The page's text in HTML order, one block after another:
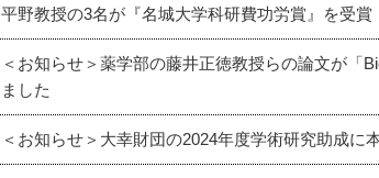
平野教授の3名が『名城大学科研費功労賞』を受賞
＜お知らせ＞薬学部の藤井正徳教授らの論文が「
ました
＜お知らせ＞大幸財団の2024年度学術研究助成に